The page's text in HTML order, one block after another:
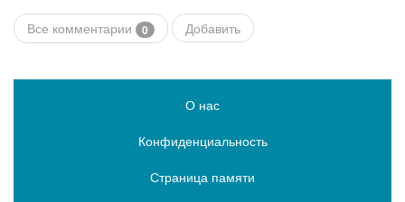
Все комментарии 0 Добавить
О нас
Конфиденциальность
Страница памяти